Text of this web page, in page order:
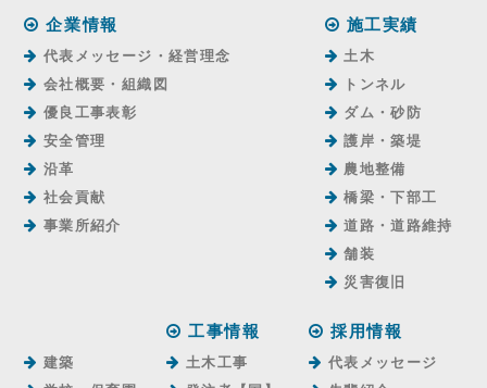
企業情報
代表メッセージ・経営理念
会社概要・組織図
優良工事表彰
安全管理
沿革
社会貢献
事業所紹介
施工実績
土木
トンネル
ダム・砂防
護岸・築堤
農地整備
橋梁・下部工
道路・道路維持
舗装
災害復旧
建築
工事情報
土木工事
採用情報
代表メッセージ